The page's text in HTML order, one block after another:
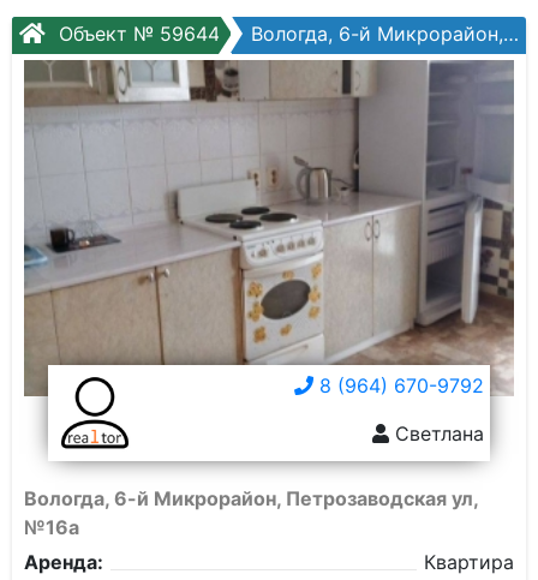
Объект № 59644 Вологда, 6-й Микрорайон, Петрозаводская ул, №16а
8 (964) 670-9792
Светлана
Вологда, 6-й Микрорайон, Петрозаводская ул,
№16а
Аренда:
Квартира